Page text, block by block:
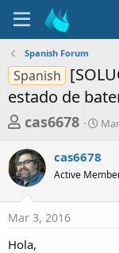
Spanish Forum
Spanish
estado de
T
r
e
a
d
s
cas6678
S
r
t
a
cas6678
Active
Mar 3, 2016
Hola,